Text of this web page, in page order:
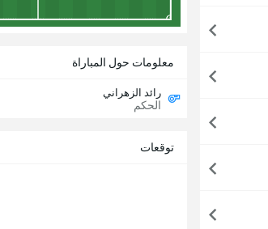
معلومات حول المباراة
رائد الزهراني
الحكم
توقعات